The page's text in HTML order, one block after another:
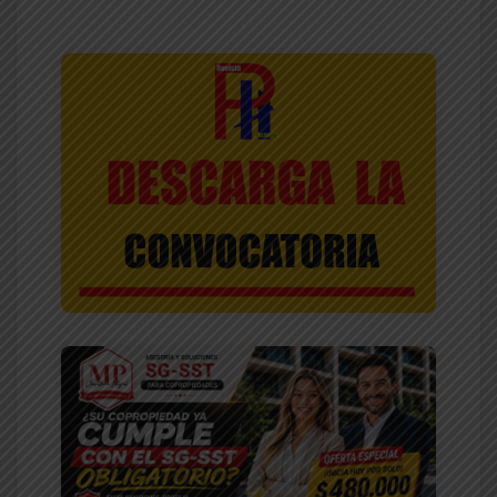
HACIENDO CLIK ACA